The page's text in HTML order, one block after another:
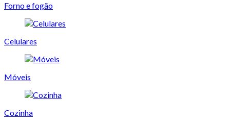
Forno e fogão
Celulares
Móveis
Cozinha